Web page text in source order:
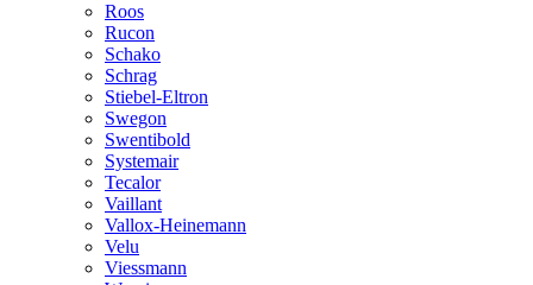
Roos
Rucon
Schako
Schrag
Stiebel-Eltron
Swegon
Swentibold
Systemair
Tecalor
Vaillant
Vallox-Heinemann
Velu
Viessmann